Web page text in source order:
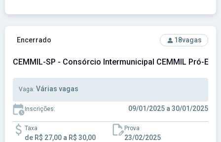
Ver concurso: CEMMIL-SP - Consórcio Intermunicipal
Encerrado 18vagas
CEMMIL-SP - Consórcio Intermunicipal CEMMIL Pró-
Vaga: Várias vagas
Inscrições: 09/01/2025 a 30/01/2025
Taxa
de R$ 27,00 a R$ 30,00
Prova
23/02/2025